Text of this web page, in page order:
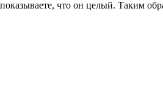
что он целый. Таким